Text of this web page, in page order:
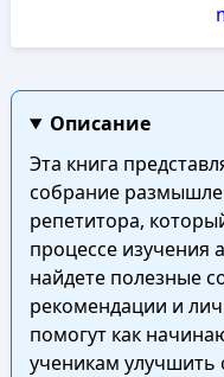
Описание
Эта книга
собрание
репетитора,
процессе изучения
найдете полезные
рекомендации и
помогут как
ученикам улучшить